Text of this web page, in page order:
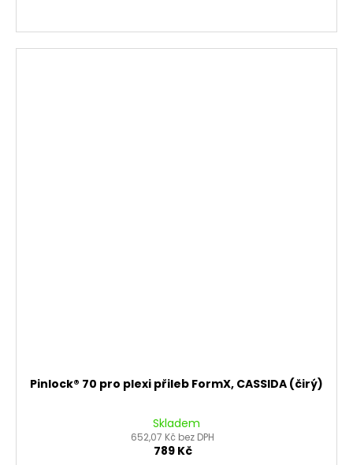
Pinlock® 70 pro plexi přileb FormX, CASSIDA (čirý)
Skladem
652,07 Kč bez DPH
789 Kč